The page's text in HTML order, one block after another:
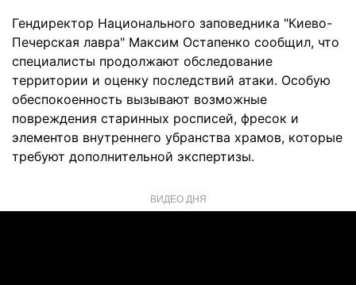
Гендиректор Национального заповедника "Киево-
Печерская лавра" Максим Остапенко сообщил, что
специалисты продолжают обследование
территории и оценку последствий атаки. Особую
обеспокоенность вызывают возможные
повреждения старинных росписей, фресок и
элементов внутреннего убранства храмов, которые
требуют дополнительной экспертизы.
ВИДЕО ДНЯ